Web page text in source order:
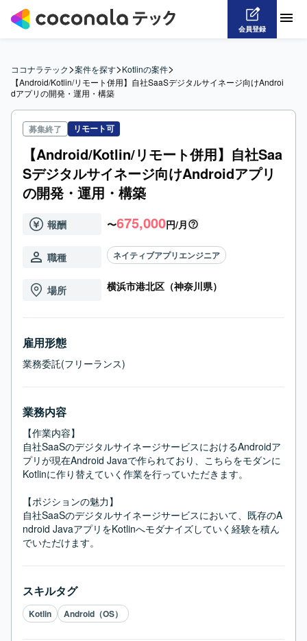
会員登録
ココナラテック>案件を探す>Kotlinの案件>
【Android/Kotlin/リモート併用】自社SaaSデジタルサイネージ向けAndroi
dアプリの開発・運用・構築
募集終了 リモート可
【Android/Kotlin/リモート併用】自社Saa
Sデジタルサイネージ向けAndroidアプリ
の開発・運用・構築
報酬 〜675,000円/月
職種 ネイティブアプリエンジニア
場所 横浜市港北区（神奈川県）
雇用形態
業務委託(フリーランス)
業務内容
【作業内容】
自社SaaSのデジタルサイネージサービスにおけるAndroidア
プリが現在Android Javaで作られており、こちらをモダンに
Kotlinに作り替えていく作業を行っていただきます。
【ポジションの魅力】
自社SaaSのデジタルサイネージサービスにおいて、既存のA
ndroid JavaアプリをKotlinへモダナイズしていく経験を積ん
でいただけます。
スキルタグ
Kotlin Android（OS）